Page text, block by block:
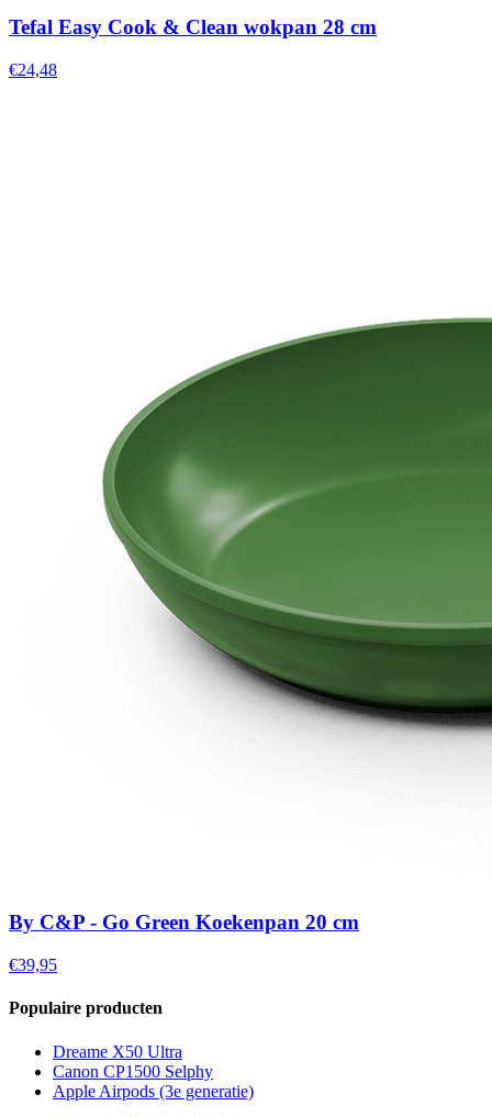
Tefal Easy Cook & Clean wokpan 28 cm
€24,48
By C&P - Go Green Koekenpan 20 cm
€39,95
Populaire producten
Dreame X50 Ultra
Canon CP1500 Selphy
Apple Airpods (3e generatie)